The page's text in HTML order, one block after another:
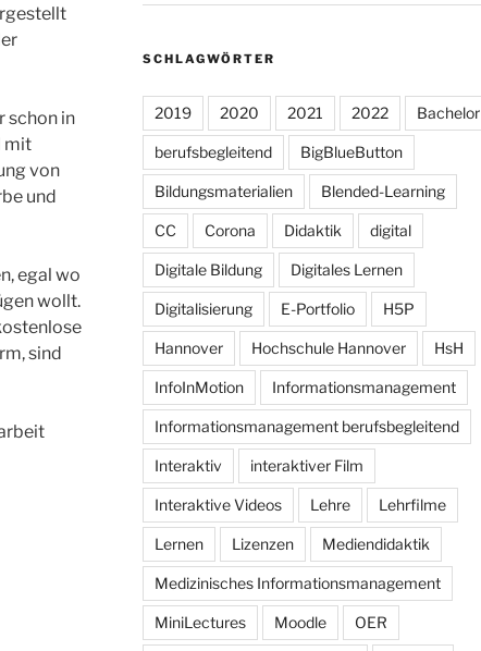
schon in
mit
von
und
egal wo
wollt.
sind
SCHLAGWÖRTER
2019 2020 2021 2022 Bachelor
berufsbegleitend BigBlueButton
Bildungsmaterialien Blended-Learning
CC Corona Didaktik digital
Digitale Bildung Digitales Lernen
Digitalisierung E-Portfolio H5P
Hannover Hochschule Hannover HsH
InfoInMotion Informationsmanagement
Informationsmanagement berufsbegleitend
Interaktiv interaktiver Film
Interaktive Videos Lehre Lehrfilme
Lernen Lizenzen Mediendidaktik
Medizinisches Informationsmanagement
MiniLectures Moodle OER